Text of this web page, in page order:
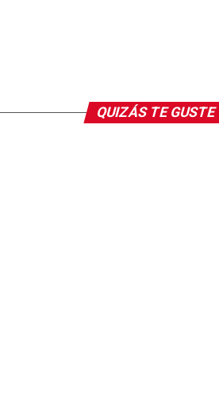
QUIZÁS TE GUSTE